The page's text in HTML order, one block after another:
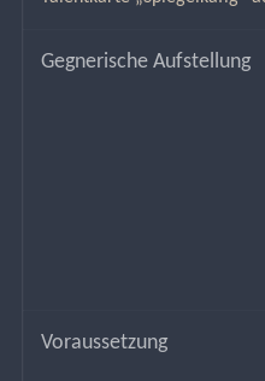
Gegnerische Aufstellung
Voraussetzung